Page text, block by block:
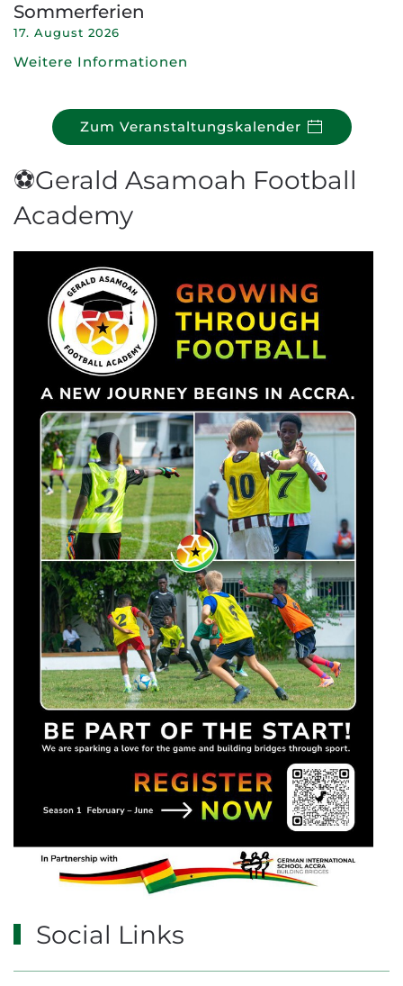
Sommerferien
17. August 2026
Weitere Informationen
Zum Veranstaltungskalender
⚽Gerald Asamoah Football
Academy
Social Links